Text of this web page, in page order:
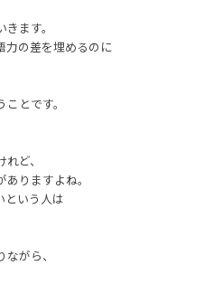
ます。
力の差を埋めるのに
とです。
ど、
りますよね。
という人は
がら、